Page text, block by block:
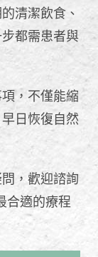
清潔飲食、
都需患者與
，不僅能縮
日恢復自然
，歡迎諮詢
合適的療程